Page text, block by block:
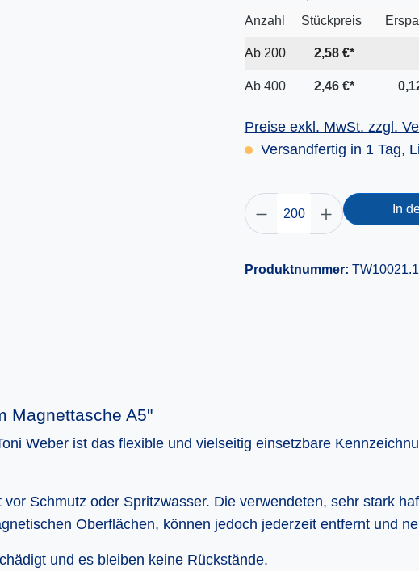
Anzahl
Stückpreis
Ab 200 2,58 €*
Ab 400 2,46 €*
Preise exkl. MwSt. zzgl.
Versandfertig in 1 Tag,
In
Produktnummer:
Magnettasche A5"
Weber ist das flexible und vielseitig einsetzbare
Schmutz oder Spritzwasser. Die verwendeten, sehr stark
Oberflächen, können jedoch jederzeit entfernt und
und es bleiben keine Rückstände.